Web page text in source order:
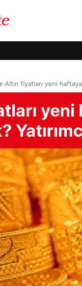
›Altın fiyatları yeni